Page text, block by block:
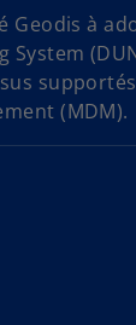
t
Geodis à
System
(MDM).